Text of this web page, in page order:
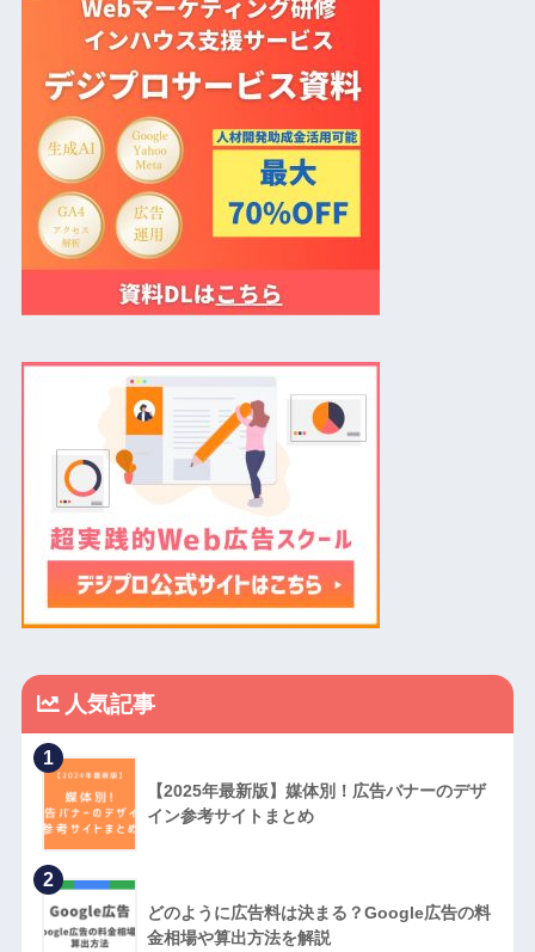
人気記事
1
【2025年最新版】媒体別！広告バナーのデザ
イン参考サイトまとめ
2
どのように広告料は決まる？Google広告の料
金相場や算出方法を解説